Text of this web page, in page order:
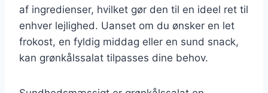
af ingredienser, hvilket gør den til en ideel ret til
enhver lejlighed. Uanset om du ønsker en let
frokost, en fyldig middag eller en sund snack,
kan grønkålssalat tilpasses dine behov.